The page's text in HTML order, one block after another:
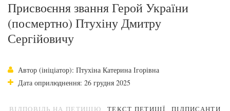
Присвоєння звання Герой України
(посмертно) Птухіну Дмитру
Сергійовичу
Автор (ініціатор): Птухіна Катерина Ігорівна
Дата оприлюднення: 26 грудня 2025
ВІДПОВІДЬ НА ПЕТИЦІЮ ТЕКСТ ПЕТИЦІЇ ПІДПИСАНТИ